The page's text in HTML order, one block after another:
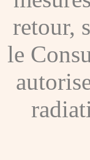
retour,
le